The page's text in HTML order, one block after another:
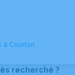
à Courlon
recherché ?